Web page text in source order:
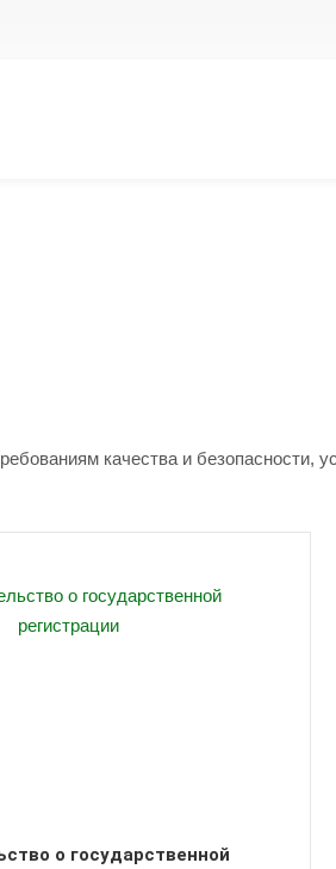
качества и
о государственной